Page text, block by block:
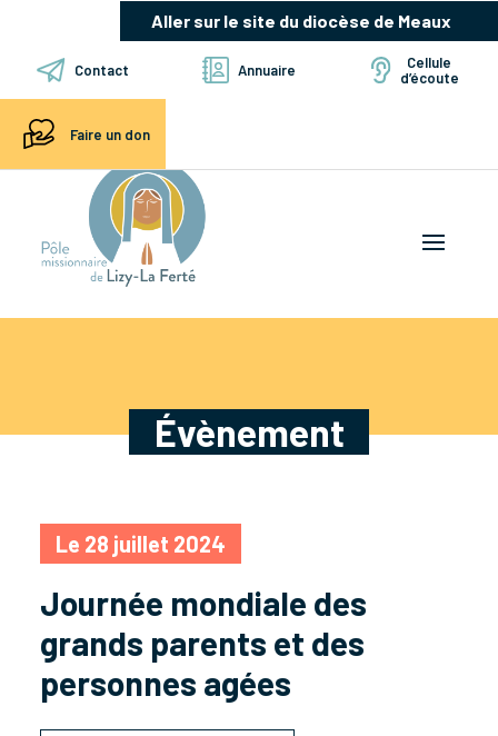
Aller sur le site du diocèse de Meaux
Contact Annuaire
Cellule
d’écoute
Faire un don
Évènement
Le 28 juillet 2024
Journée mondiale des
grands parents et des
personnes agées